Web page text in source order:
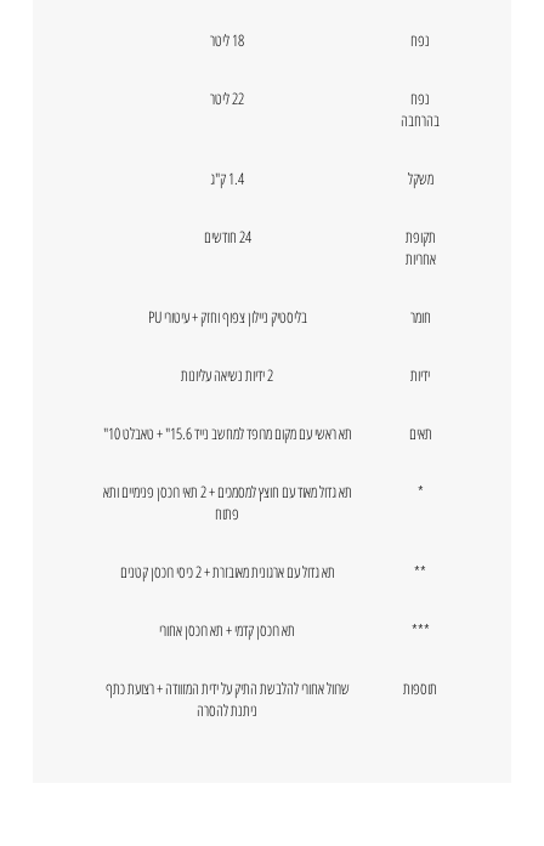
נפח 18 ליטר
נפח
בהרחבה
22 ליטר
משקל 1.4 ק"ג
תקופת
אחריות
24 חודשים
חומר בליסטיק ניילון צפוף וחזק + עיטורי PU
ידיות 2 ידיות נשיאה עליונות
תאים תא ראשי עם מקום מרופד למחשב נייד 15.6" + טאבלט 10"
*
תא גדול מאוד עם חוצץ למסמכים + 2 תאי רוכסן פנימיים ותא
פתוח
** תא גדול עם ארגונית מאובזרת + 2 כיסי רוכסן קטנים
*** תא רוכסן קדמי + תא רוכסן אחורי
תוספות
שרוול אחורי להלבשת התיק על ידית המזוודה + רצועת כתף
ניתנת להסרה